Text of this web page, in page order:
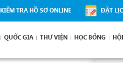
KIỂM TRA HỒ SƠ ONLINE ĐẶT
QUỐC GIA THƯ VIỆN HỌC BỔNG